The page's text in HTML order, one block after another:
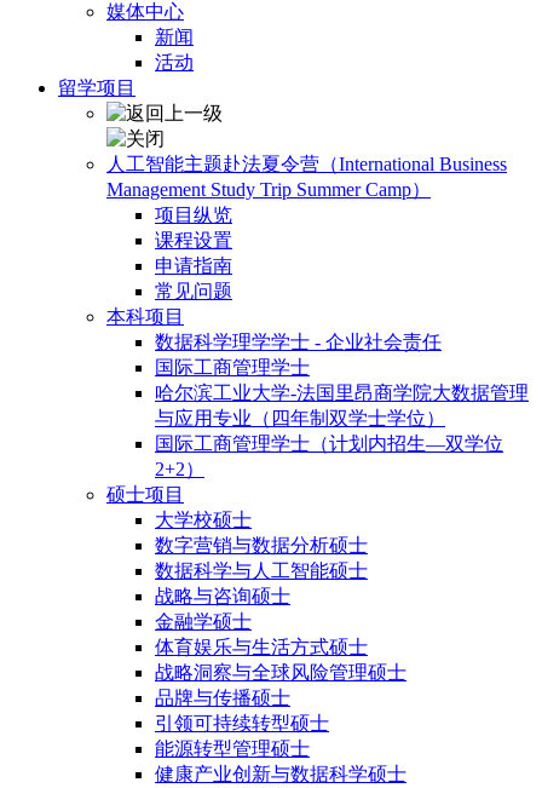
媒体中心
新闻
活动
留学项目
人工智能主题赴法夏令营（International Business
Management Study Trip Summer Camp）
项目纵览
课程设置
申请指南
常见问题
本科项目
数据科学理学学士 - 企业社会责任
国际工商管理学士
哈尔滨工业大学-法国里昂商学院大数据管理
与应用专业（四年制双学士学位）
国际工商管理学士（计划内招生—双学位
2+2）
硕士项目
大学校硕士
数字营销与数据分析硕士
数据科学与人工智能硕士
战略与咨询硕士
金融学硕士
体育娱乐与生活方式硕士
战略洞察与全球风险管理硕士
品牌与传播硕士
引领可持续转型硕士
能源转型管理硕士
健康产业创新与数据科学硕士